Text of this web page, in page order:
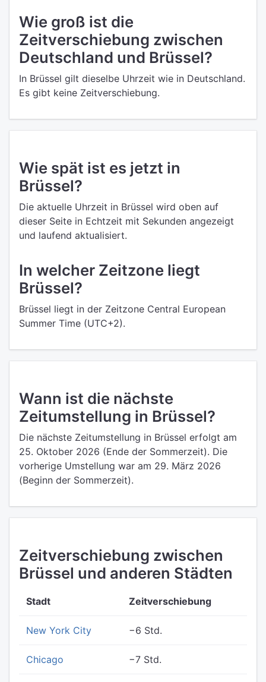
Wie groß ist die
Zeitverschiebung zwischen
Deutschland und Brüssel?
In Brüssel gilt dieselbe Uhrzeit wie in Deutschland.
Es gibt keine Zeitverschiebung.
Wie spät ist es jetzt in
Brüssel?
Die aktuelle Uhrzeit in Brüssel wird oben auf
dieser Seite in Echtzeit mit Sekunden angezeigt
und laufend aktualisiert.
In welcher Zeitzone liegt
Brüssel?
Brüssel liegt in der Zeitzone Central European
Summer Time (UTC+2).
Wann ist die nächste
Zeitumstellung in Brüssel?
Die nächste Zeitumstellung in Brüssel erfolgt am
25. Oktober 2026 (Ende der Sommerzeit). Die
vorherige Umstellung war am 29. März 2026
(Beginn der Sommerzeit).
Zeitverschiebung zwischen
Brüssel und anderen Städten
Stadt Zeitverschiebung
New York City −6 Std.
Chicago −7 Std.